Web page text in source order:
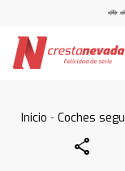
🚗
Inicio -Coches
Share